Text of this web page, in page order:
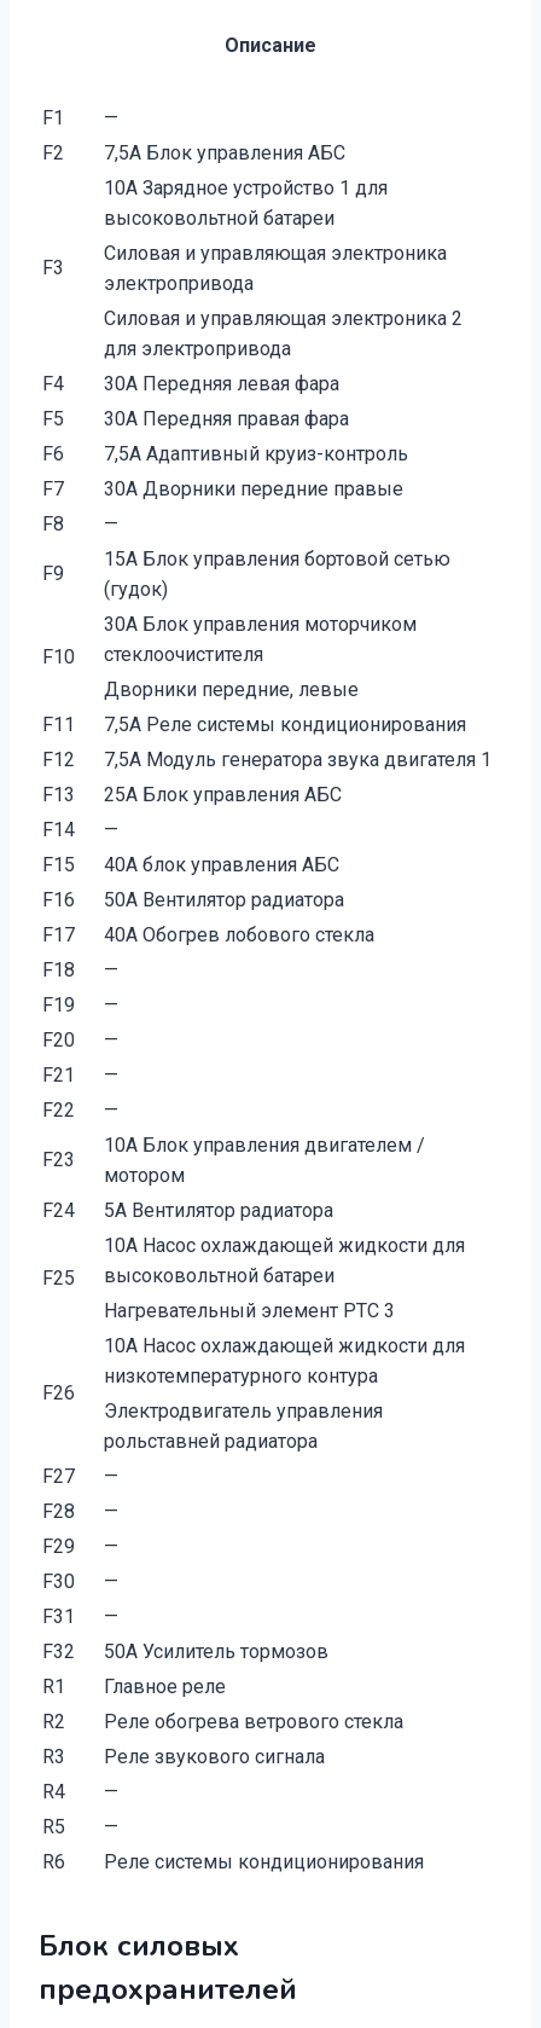
Описание
F1
—
F2
7,5A Блок управления АБС
F3
10A Зарядное устройство 1 для
высоковольтной батареи
Силовая и управляющая электроника
электропривода
Силовая и управляющая электроника 2
для электропривода
F4
30A Передняя левая фара
F5
30A Передняя правая фара
F6
7,5A Адаптивный круиз-контроль
F7
30A Дворники передние правые
F8
—
F9
15A Блок управления бортовой сетью
(гудок)
F10
30A Блок управления моторчиком
стеклоочистителя
Дворники передние, левые
F11
7,5A Реле системы кондиционирования
F12
7,5A Модуль генератора звука двигателя 1
F13
25A Блок управления АБС
F14
—
F15
40A блок управления АБС
F16
50A Вентилятор радиатора
F17
40A Обогрев лобового стекла
F18
—
F19
—
F20
—
F21
—
F22
—
F23
10A Блок управления двигателем /
мотором
F24
5A Вентилятор радиатора
F25
10A Насос охлаждающей жидкости для
высоковольтной батареи
Нагревательный элемент PTC 3
F26
10A Насос охлаждающей жидкости для
низкотемпературного контура
Электродвигатель управления
рольставней радиатора
F27
—
F28
—
F29
—
F30
—
F31
—
F32
50A Усилитель тормозов
R1
Главное реле
R2
Реле обогрева ветрового стекла
R3
Реле звукового сигнала
R4
—
R5
—
R6
Реле системы кондиционирования
Блок силовых
предохранителей